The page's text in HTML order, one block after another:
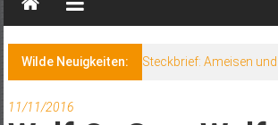
Wilde Neuigkeiten: Steckbrief: Ameisen
11/11/2016